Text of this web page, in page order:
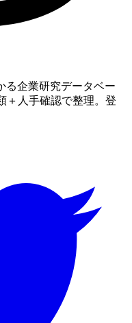
る企業研究データベー
＋人手確認で整理。登